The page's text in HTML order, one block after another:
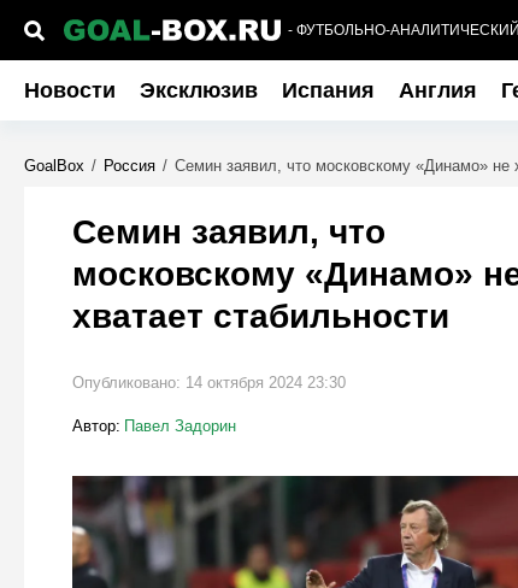
- ФУТБОЛЬНО-
Новости Эксклюзив Испания Англия
GoalBox / Россия / Семин заявил, что московскому «Динамо» не
Семин заявил, что
московскому «Динамо»
хватает стабильности
Опубликовано: 14 октября 2024 23:30
Автор: Павел Задорин